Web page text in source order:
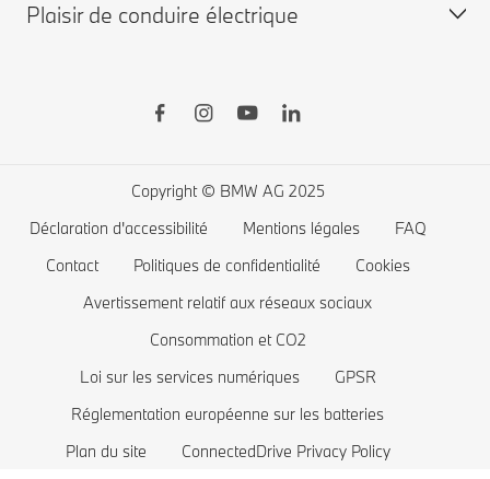
BMW d'occasion disponibles
BMW X
BMW Série 3
BMW Série 2
BMW Série 1
La famille BMW X1
BMW M
Voitures électriques BMW
Plaisir de conduire électrique
Coût des voitures électriques
Batterie de voiture électrique
Copyright © BMW AG 2025
Déclaration d'accessibilité
Mentions légales
FAQ
Contact
Politiques de confidentialité
Cookies
Avertissement relatif aux réseaux sociaux
Consommation et CO2
Loi sur les services numériques
GPSR
Réglementation européenne sur les batteries
Plan du site
ConnectedDrive Privacy Policy